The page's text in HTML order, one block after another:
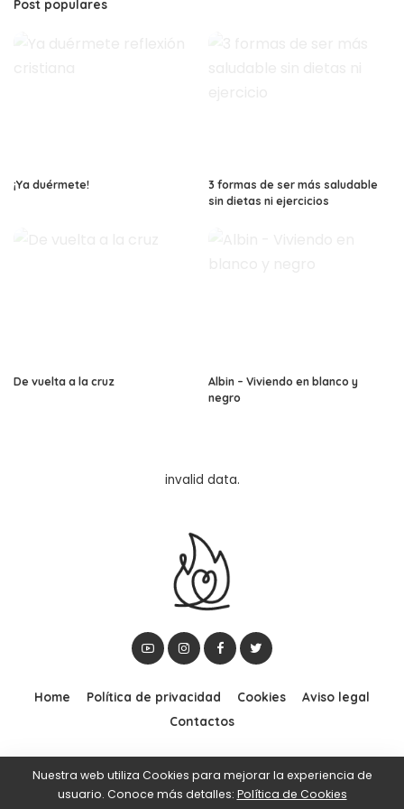
Post populares
¡Ya duérmete!
3 formas de ser más saludable
sin dietas ni ejercicios
De vuelta a la cruz
Albin – Viviendo en blanco y
negro
invalid data.
Home Política de privacidad Cookies
Aviso legal
Contactos
© 2012–2020 YoSoyDinámico | Sus palabras arden en mi corazón |
Nuestra web utiliza Cookies para mejorar la experiencia de
usuario. Conoce más detalles: Política de Cookies